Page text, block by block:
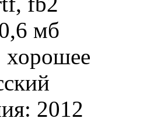
мб
хорошее
2012